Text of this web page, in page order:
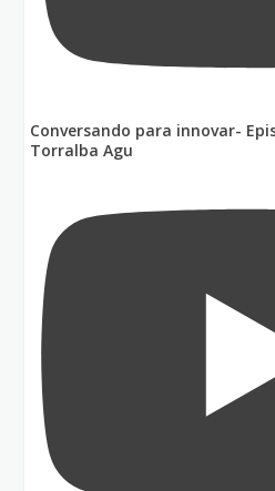
Conversando para innovar-
Torralba Agu